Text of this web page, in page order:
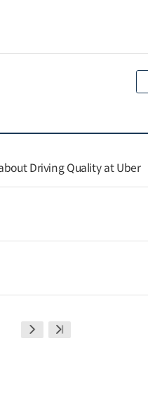
Driving Quality at Uber